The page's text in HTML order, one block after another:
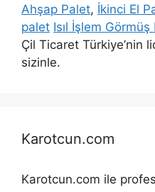
Ahşap Palet, İkinci El
palet Isıl İşlem Görmüş
Çil Ticaret Türkiye’nin
sizinle.
Karotcun.com
Karotcun.com ile